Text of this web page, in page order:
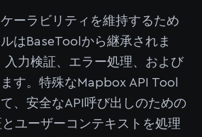
ーラビリティを維持するため
はBaseToolから継承されま
力検証、エラー処理、および
す。特殊なMapbox API Tool
、安全なAPI呼び出しのための
ユーザーコンテキストを処理